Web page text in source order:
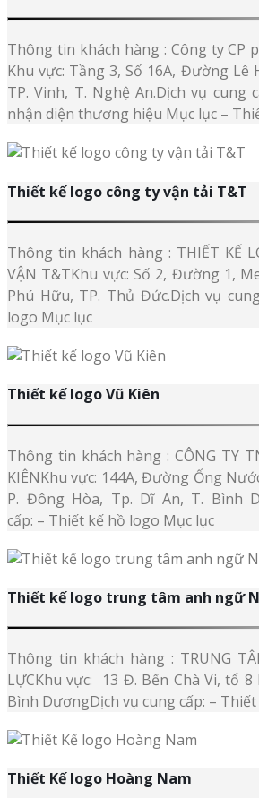
Thông tin khách hàng : Công ty CP
Khu vực: Tầng 3, Số 16A, Đường Lê
TP. Vinh, T. Nghệ An.Dịch vụ cung
nhận diện thương hiệu Mục lục –
Thiết kế logo công ty vận tải T&T
Thông tin khách hàng : THIẾT KẾ
VẬN T&TKhu vực: Số 2, Đường 1,
Phú Hữu, TP. Thủ Đức.Dịch vụ
logo Mục lục
Thiết kế logo Vũ Kiên
Thông tin khách hàng : CÔNG TY
KIÊNKhu vực: 144A, Đường Ống
P. Đông Hòa, Tp. Dĩ An, T. Bình
cấp: – Thiết kế hồ logo Mục lục
Thiết kế logo trung tâm anh ngữ
Thông tin khách hàng : TRUNG
LỰCKhu vực: 13 Đ. Bến Chà Vi, tổ
Bình DươngDịch vụ cung cấp: –
Thiết Kế logo Hoàng Nam